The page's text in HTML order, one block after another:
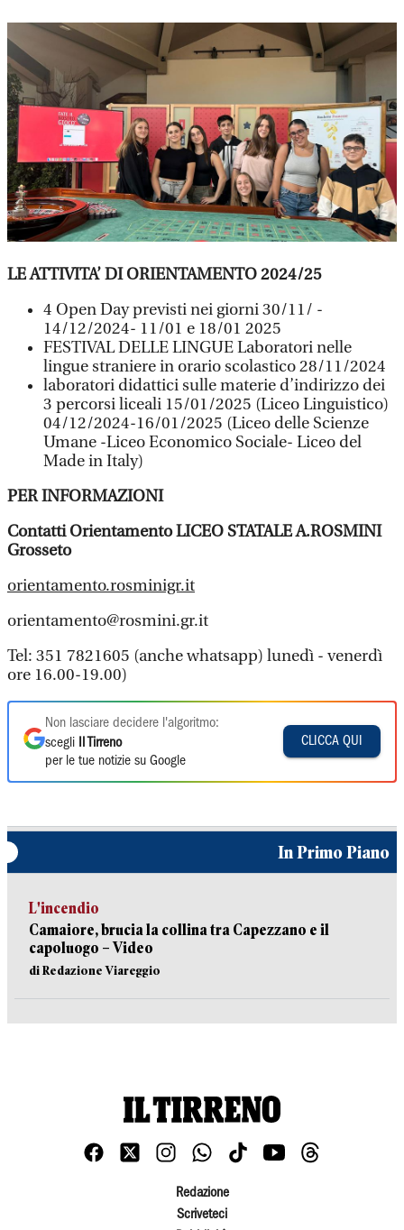
LE ATTIVITA’ DI ORIENTAMENTO 2024/25
4 Open Day previsti nei giorni 30/11/ -
14/12/2024- 11/01 e 18/01 2025
FESTIVAL DELLE LINGUE Laboratori nelle
lingue straniere in orario scolastico 28/11/2024
laboratori didattici sulle materie d’indirizzo dei
3 percorsi liceali 15/01/2025 (Liceo Linguistico)
04/12/2024-16/01/2025 (Liceo delle Scienze
Umane -Liceo Economico Sociale- Liceo del
Made in Italy)
PER INFORMAZIONI
Contatti Orientamento LICEO STATALE A.ROSMINI
Grosseto
orientamento.rosminigr.it
orientamento@rosmini.gr.it
Tel: 351 7821605 (anche whatsapp) lunedì - venerdì
ore 16.00-19.00)
Non lasciare decidere l'algoritmo:
scegli
Il Tirreno
per le tue notizie su Google
CLICCA QUI
In Primo Piano
L'incendio
Camaiore, brucia la collina tra Capezzano e il
capoluogo – Video
di Redazione Viareggio
Redazione
Scriveteci